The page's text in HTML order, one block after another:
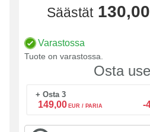
Säästät130,00
Varastossa
Tuote on varastossa.
Osta
+ Osta 3
149,00 EUR / PARIA -